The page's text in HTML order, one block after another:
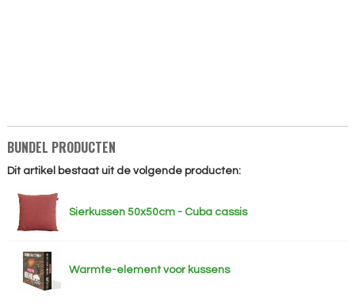
BUNDEL PRODUCTEN
Dit artikel bestaat uit de volgende producten:
Sierkussen 50x50cm - Cuba cassis
Warmte-element voor kussens